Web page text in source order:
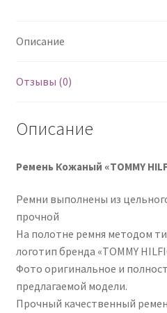
Описание
Отзывы (0)
Описание
Ремень Кожаный «TOMMY
Ремни выполнены из
прочной
На полотне ремня методом
логотип бренда «TOMMY
Фото оригинальное и
предлагаемой модели.
Прочный качественный